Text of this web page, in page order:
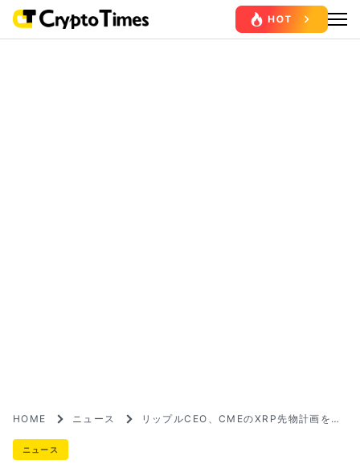
HOME ニュース
リップルCEO、CMEのXRP先物計画を
ニュース